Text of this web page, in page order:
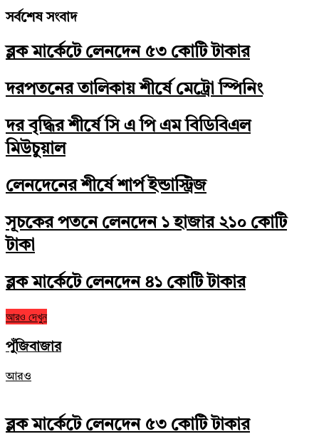
সর্বশেষ সংবাদ
ব্লক মার্কেটে লেনদেন ৫৩ কোটি টাকার
দরপতনের তালিকায় শীর্ষে মেট্রো স্পিনিং
দর বৃদ্ধির শীর্ষে সি এ পি এম বিডিবিএল
মিউচুয়াল
লেনদেনের শীর্ষে শার্প ইন্ডাস্ট্রিজ
সূচকের পতনে লেনদেন ১ হাজার ২১০ কোটি
টাকা
ব্লক মার্কেটে লেনদেন ৪১ কোটি টাকার
আরও দেখুন
পুঁজিবাজার
আরও
ব্লক মার্কেটে লেনদেন ৫৩ কোটি টাকার